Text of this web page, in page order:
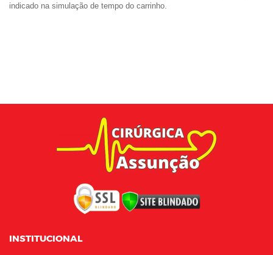
indicado na simulação de tempo do carrinho.
INSTITUCIONAL